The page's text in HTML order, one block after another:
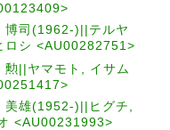
博司(1962-)||テルヤ
ロシ <AU00282751>
勲||ヤマモト, イサム
美雄(1952-)||ヒグチ,
<AU00231993>